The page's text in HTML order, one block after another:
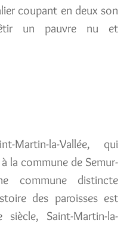
coupant en deux son
un pauvre nu et
la-Vallée, qui
la commune de Semur-
commune distincte
des paroisses est
Saint-Martin-la-